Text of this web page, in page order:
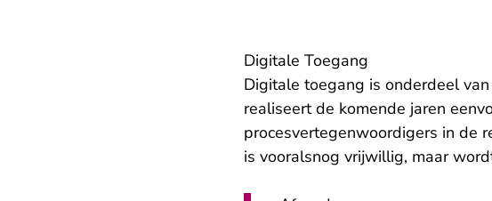
Digitale Toegang
Digitale toegang is onderdeel
realiseert de komende jaren
procesvertegenwoordigers in de
is vooralsnog vrijwillig, maar